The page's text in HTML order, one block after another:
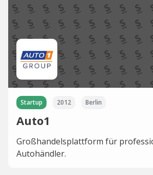
Startup 2012 Berlin
Auto1
Großhandelsplattform für
Autohändler.